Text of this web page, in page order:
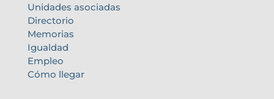
Unidades asociadas
Directorio
Memorias
Igualdad
Empleo
Cómo llegar